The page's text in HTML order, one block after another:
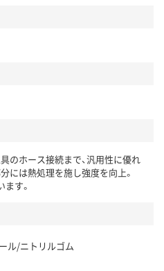
のホース接続まで、汎用性に優れ
には熱処理を施し強度を向上。
す。
ル/ニトリルゴム